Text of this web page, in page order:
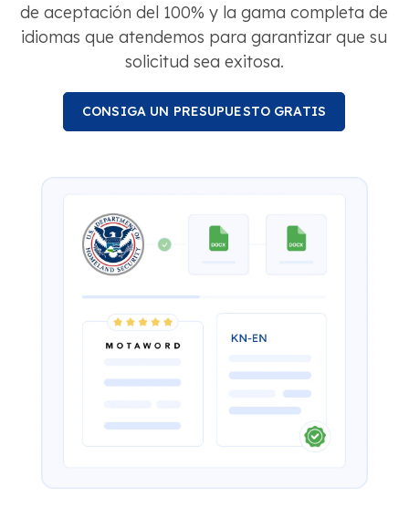
de aceptación del 100% y la gama completa de
idiomas que atendemos para garantizar que su
solicitud sea exitosa.
CONSIGA UN PRESUPUESTO GRATIS